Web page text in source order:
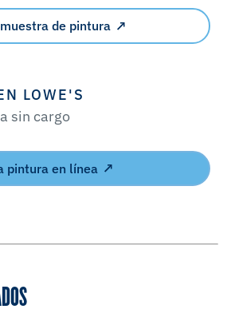
de pintura
LOWE'S
sin cargo
pintura en línea